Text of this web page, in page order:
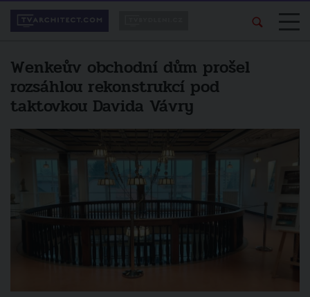
Wenkeův obchodní dům prošel
rozsáhlou rekonstrukcí pod
taktovkou Davida Vávry